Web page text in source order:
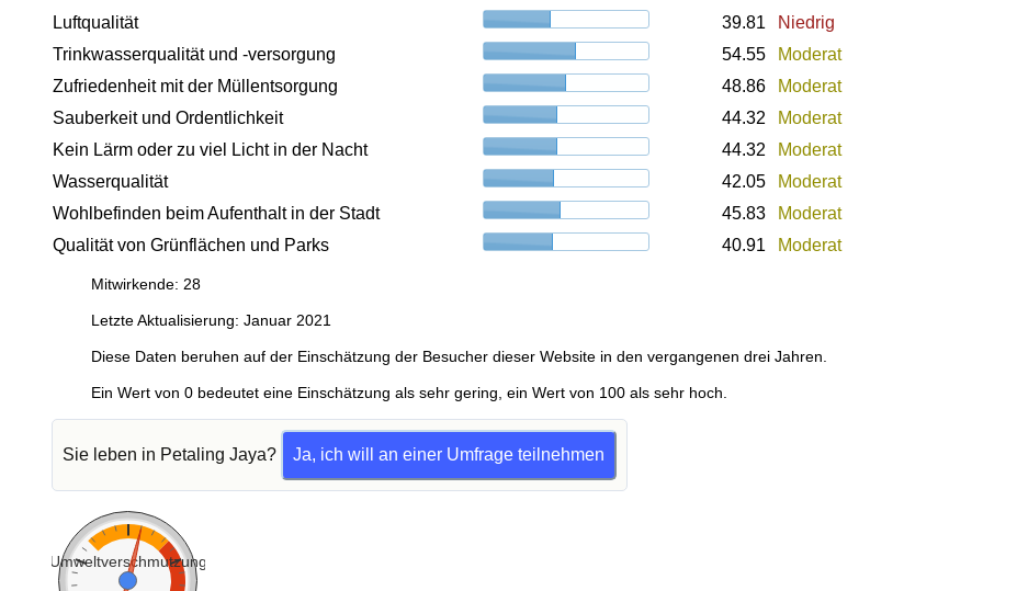
Luftqualität 39.81
Niedrig
Trinkwasserqualität und -versorgung
54.55
Moderat
Zufriedenheit mit der Müllentsorgung
48.86
Moderat
Sauberkeit und Ordentlichkeit
44.32
Moderat
Kein Lärm oder zu viel Licht in der Nacht
44.32
Moderat
Wasserqualität
42.05
Moderat
Wohlbefinden beim Aufenthalt in der Stadt
45.83
Moderat
Qualität von Grünflächen und Parks
40.91 Moderat
Mitwirkende: 28
Letzte Aktualisierung: Januar 2021
Diese Daten beruhen auf der Einschätzung der Besucher dieser Website in den vergangenen drei Jahren.
Ein Wert von 0 bedeutet eine Einschätzung als sehr gering, ein Wert von 100 als sehr hoch.
Sie leben in Petaling Jaya? Ja, ich will an einer Umfrage teilnehmen
Umweltverschmutzung